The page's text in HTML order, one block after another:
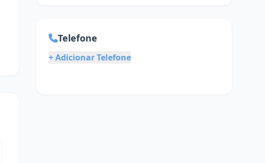
Telefone
+ Adicionar Telefone